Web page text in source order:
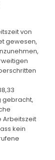
von
gewesen,
gebracht,
Arbeitszeit
kein